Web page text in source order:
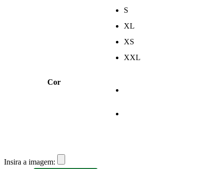
S
XL
XS
XXL
Cor
Insira a imagem: